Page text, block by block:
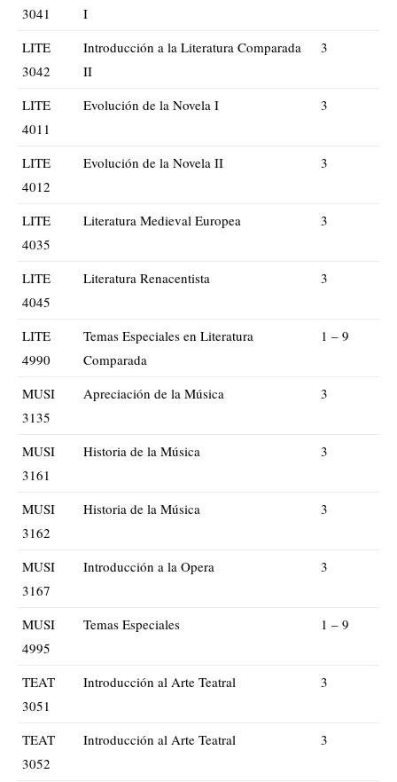
3041
I
LITE
3042
Introducción a la Literatura Comparada
II
3
LITE
4011
Evolución de la Novela I 3
LITE
4012
Evolución de la Novela II 3
LITE
4035
Literatura Medieval Europea 3
LITE
4045
Literatura Renacentista 3
LITE
4990
Temas Especiales en Literatura
Comparada
1 – 9
MUSI
3135
Apreciación de la Música 3
MUSI
3161
Historia de la Música 3
MUSI
3162
Historia de la Música 3
MUSI
3167
Introducción a la Opera 3
MUSI
4995
Temas Especiales 1 – 9
TEAT
3051
Introducción al Arte Teatral 3
TEAT
3052
Introducción al Arte Teatral 3